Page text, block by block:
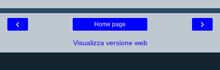
‹ ›
Home page
Visualizza versione web